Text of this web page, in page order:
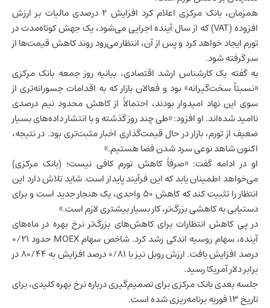
همزمان، بانک مرکزی اعلام کرد افزایش ۲ درصدی مالیات بر ارزش
افزوده (VAT) که از سال آینده اجرایی می‌شود، یک جهش کوتاه‌مدت در
تورم ایجاد خواهد کرد و پس از آن، انتظار می‌رود روند کاهش قیمت‌ها از
سر گرفته شود.
به گفته یک کارشناس ارشد اقتصادی، بیانیه روز جمعه بانک مرکزی
«نسبتاً سخت‌گیرانه» بود و فعالان بازار که به اقدامات جسورانه‌تری از
سوی این نهاد امیدوار بودند، احتمالاً از کاهش محدود نیم درصدی
ناامید شده‌اند. او افزود: «طی چند روز گذشته و با انتشار داده‌های بسیار
ضعیف از تورم، بازار در حال قیمت‌گذاری اخبار مثبت‌تری بود. در نتیجه،
اکنون شاهد نوعی سرد شدن فضا هستیم.»
او در ادامه گفت: «صرفاً کاهش تورم کافی نیست؛ (بانک مرکزی)
می‌خواهد اطمینان یابد که این فرآیند پایدار است. شاید تلاش دارد این
انتظار را تثبیت کند که کاهش ۵۰ واحدی، یک هنجار جدید است و برای
دستیابی به کاهشی بزرگ‌تر، کار بسیار بیشتری لازم است.»
در پی کاهش انتظارات برای کاهش‌های بزرگ‌تر نرخ بهره در ماه‌های
آینده، سهام روسیه اندکی رشد کرد. شاخص سهام MOEX حدود ۰/۲۱
درصد افزایش یافت. ارزش روبل نیز با ۰/۸۱ درصد افزایش به ۸۰/۴۴ در
برابر دلار آمریکا رسید.
جلسه بعدی بانک مرکزی برای تصمیم‌گیری درباره نرخ بهره کلیدی، برای
تاریخ ۱۳ فوریه برنامه‌ریزی شده است.